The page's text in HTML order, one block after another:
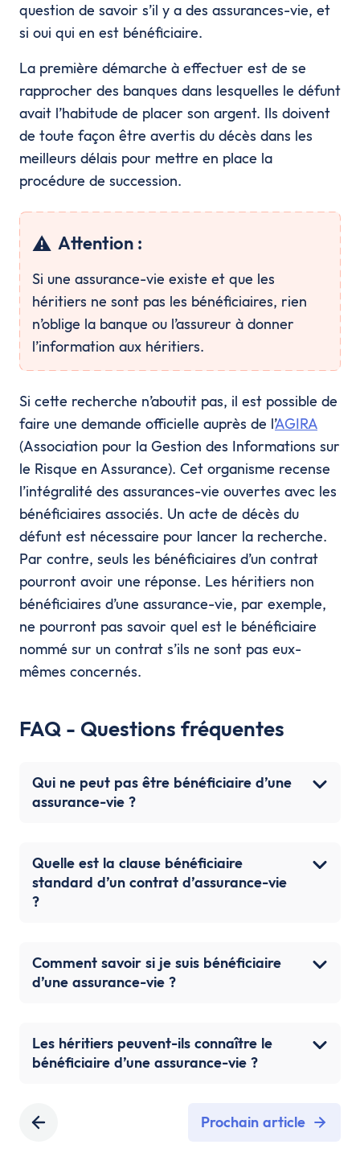
question de savoir s’il y a des assurances-vie, et
si oui qui en est bénéficiaire.
La première démarche à effectuer est de se
rapprocher des banques dans lesquelles le défunt
avait l’habitude de placer son argent. Ils doivent
de toute façon être avertis du décès dans les
meilleurs délais pour mettre en place la
procédure de succession.
⚠️ Attention :
Si une assurance-vie existe et que les
héritiers ne sont pas les bénéficiaires, rien
n’oblige la banque ou l’assureur à donner
l’information aux héritiers.
Si cette recherche n’aboutit pas, il est possible de
faire une demande officielle auprès de l’AGIRA
(Association pour la Gestion des Informations sur
le Risque en Assurance). Cet organisme recense
l’intégralité des assurances-vie ouvertes avec les
bénéficiaires associés. Un acte de décès du
défunt est nécessaire pour lancer la recherche.
Par contre, seuls les bénéficiaires d’un contrat
pourront avoir une réponse. Les héritiers non
bénéficiaires d’une assurance-vie, par exemple,
ne pourront pas savoir quel est le bénéficiaire
nommé sur un contrat s’ils ne sont pas eux-
mêmes concernés.
FAQ - Questions fréquentes
Qui ne peut pas être bénéficiaire d’une
assurance-vie ?
Quelle est la clause bénéficiaire
standard d’un contrat d’assurance-vie
?
Comment savoir si je suis bénéficiaire
d’une assurance-vie ?
Les héritiers peuvent-ils connaître le
bénéficiaire d’une assurance-vie ?
Prochain article